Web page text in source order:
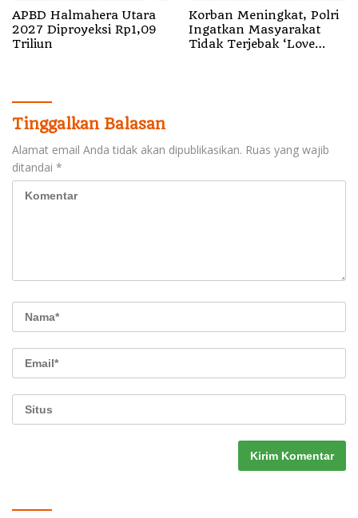
APBD Halmahera Utara
2027 Diproyeksi Rp1,09
Triliun
Korban Meningkat, Polri
Ingatkan Masyarakat
Tidak Terjebak ‘Love
Tinggalkan Balasan
Alamat email Anda tidak akan dipublikasikan. Ruas yang wajib
ditandai *